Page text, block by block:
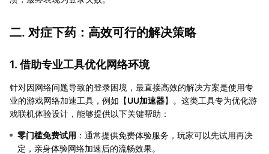
二. 对症下药：高效可行的解决策略
1. 借助专业工具优化网络环境
针对因网络问题导致的登录困境，最直接高效的解决方案是使用专
业的游戏网络加速工具，例如【UU加速器】。这类工具专为优化游
戏联机体验设计，能够提供以下关键帮助：
零门槛免费试用 ：通常提供免费体验服务，玩家可以先试用再决
定，亲身体验网络加速后的流畅效果。